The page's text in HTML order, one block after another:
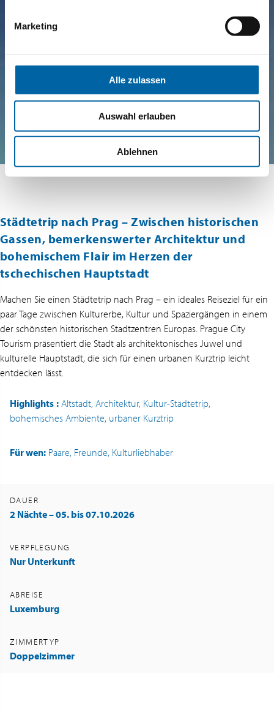
Marketing
Alle zulassen
Auswahl erlauben
Ablehnen
Städtetrip nach Prag – Zwischen historischen
Gassen, bemerkenswerter Architektur und
bohemischem Flair im Herzen der
tschechischen Hauptstadt
Machen Sie einen Städtetrip nach Prag – ein ideales Reiseziel für ein
paar Tage zwischen Kulturerbe, Kultur und Spaziergängen in einem
der schönsten historischen Stadtzentren Europas. Prague City
Tourism präsentiert die Stadt als architektonisches Juwel und
kulturelle Hauptstadt, die sich für einen urbanen Kurztrip leicht
entdecken lässt.
Highlights : Altstadt, Architektur, Kultur-Städtetrip,
bohemisches Ambiente, urbaner Kurztrip
Für wen: Paare, Freunde, Kulturliebhaber
DAUER
2 Nächte – 05. bis 07.10.2026
VERPFLEGUNG
Nur Unterkunft
ABREISE
Luxemburg
ZIMMERTYP
Doppelzimmer